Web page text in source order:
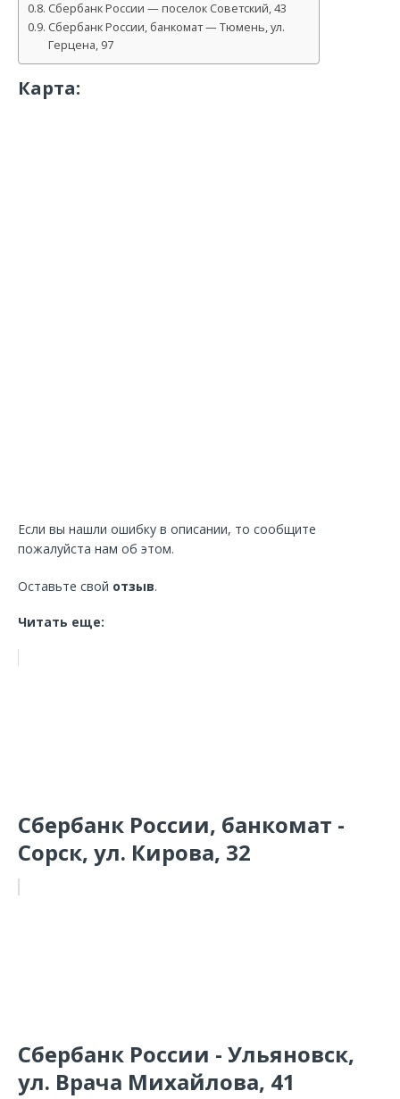
Сбербанк России — поселок Советский, 43
Сбербанк России, банкомат — Тюмень, ул.
Герцена, 97
Карта:
Если вы нашли ошибку в описании, то сообщите
пожалуйста нам об этом.
Оставьте свой отзыв.
Читать еще:
Сбербанк России, банкомат -
Сорск, ул. Кирова, 32
Сбербанк России - Ульяновск,
ул. Врача Михайлова, 41